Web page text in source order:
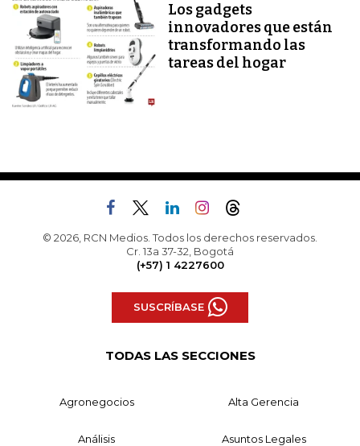
Los gadgets
innovadores que están
transformando las
tareas del hogar
© 2026, RCN Medios. Todos los derechos reservados.
Cr. 13a 37-32, Bogotá
(+57) 1 4227600
SUSCRÍBASE
TODAS LAS SECCIONES
Agronegocios Alta Gerencia
Análisis Asuntos Legales